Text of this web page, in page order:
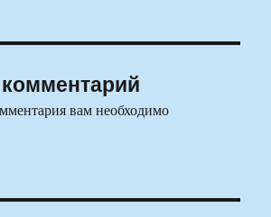
вам необходимо